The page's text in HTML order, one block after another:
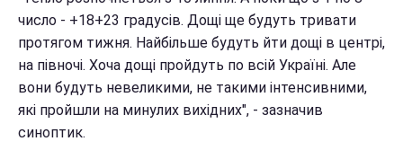
число - +18+23 градусів. Дощі ще будуть тривати
протягом тижня. Найбільше будуть йти дощі в центрі,
на півночі. Хоча дощі пройдуть по всій Україні. Але
вони будуть невеликими, не такими інтенсивними,
які пройшли на минулих вихідних", - зазначив
синоптик.